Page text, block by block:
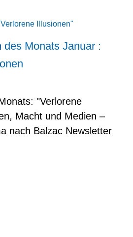
des Monats Januar :
"Verlorene
Macht und Medien –
nach Balzac Newsletter